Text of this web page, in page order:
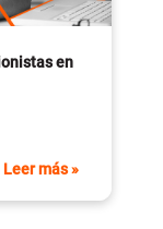
en
Leer más »